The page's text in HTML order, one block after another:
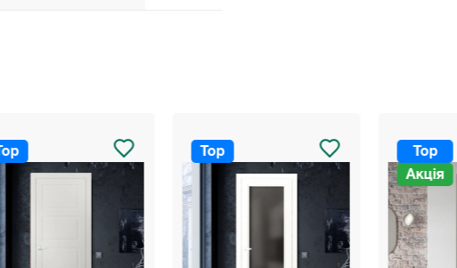
Top
Top
Акція
Top